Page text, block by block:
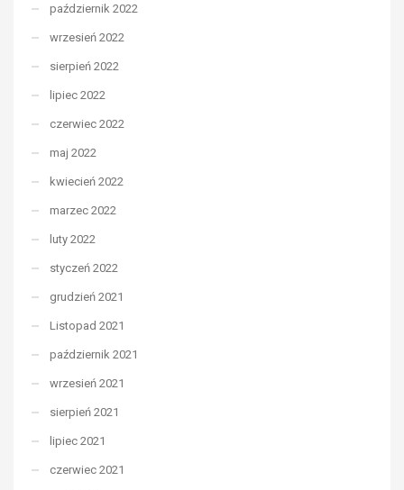
październik 2022
wrzesień 2022
sierpień 2022
lipiec 2022
czerwiec 2022
maj 2022
kwiecień 2022
marzec 2022
luty 2022
styczeń 2022
grudzień 2021
Listopad 2021
październik 2021
wrzesień 2021
sierpień 2021
lipiec 2021
czerwiec 2021